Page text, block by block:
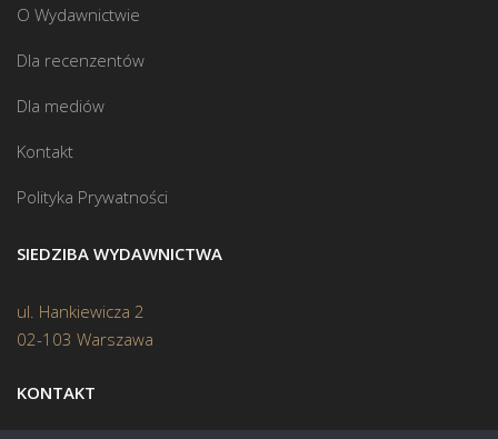
O Wydawnictwie
Dla recenzentów
Dla mediów
Kontakt
Polityka Prywatności
SIEDZIBA WYDAWNICTWA
ul. Hankiewicza 2
02-103 Warszawa
KONTAKT